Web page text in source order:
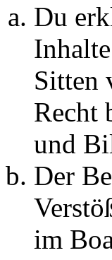
Du
Sitten
Recht
und
Der
im